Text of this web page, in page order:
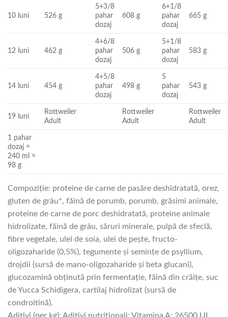
10 luni 526 g
5+3/8
pahar
dozaj
608 g
6+1/8
pahar
dozaj
665 g
12 luni 462 g
4+6/8
pahar
dozaj
506 g
5+1/8
pahar
dozaj
583 g
14 luni 454 g
4+5/8
pahar
dozaj
498 g
5
pahar
dozaj
543 g
19 luni
Rottweiler
Adult
Rottweiler
Adult
Rottweiler
Adult
1 pahar
dozaj =
240 ml =
98 g
Compoziţie: proteine de carne de pasăre deshidratată, orez,
gluten de grâu*, făină de porumb, porumb, grăsimi animale,
proteine de carne de porc deshidratată, proteine animale
hidrolizate, făină de grâu, săruri minerale, pulpă de sfeclă,
fibre vegetale, ulei de soia, ulei de peşte, fructo-
oligozaharide (0,5%), tegumente şi seminţe de psyllium,
drojdii (sursă de mano-oligozaharide şi beta glucani),
glucozamină obţinută prin fermentaţie, făină din crăiţe, suc
de Yucca Schidigera, cartilaj hidrolizat (sursă de
condroitină).
Aditivi (per kg): Aditivi nutriţionali: Vitamina A: 26500 UI,